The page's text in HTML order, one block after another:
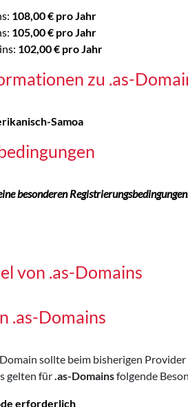
108,00 € pro Jahr
105,00 € pro Jahr
102,00 € pro Jahr
zu .as-
Samoa
besonderen
von .as-Domains
.as-Domains
sollte beim bisherigen
gelten für .as-Domainsfolgende
erforderlich